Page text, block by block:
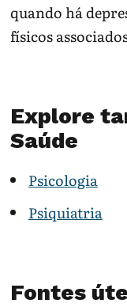
quando há
físicos
Explore
Saúde
Psicologia
Psiquiatria
Fontes